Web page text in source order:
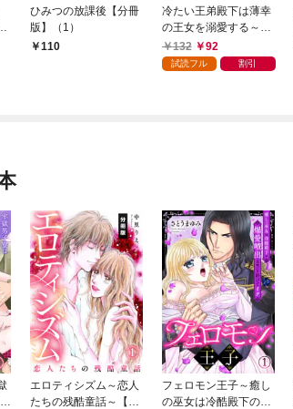
ひみつの放課後【分冊
版】（1）
110
冷たい王弟殿下は薄幸
の王女を溺愛する～政
略結婚は甘すぎる福音
～【分冊版】1
132 92
試読フル 割引
エロティシズム～恋人
たちの残酷童話～【分
フェロモン王子～癒し
の巫女は冷酷殿下の爆